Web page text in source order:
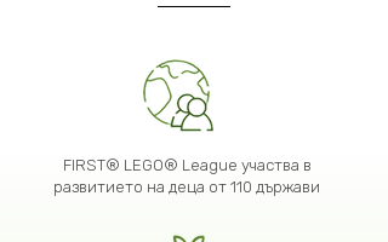
FIRST® LEGO® League участва в
развитието на деца от 110 държави